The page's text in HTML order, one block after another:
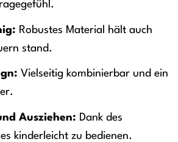
Robustes Material hält auch
stand.
Vielseitig kombinierbar und ein
Ausziehen: Dank des
kinderleicht zu bedienen.